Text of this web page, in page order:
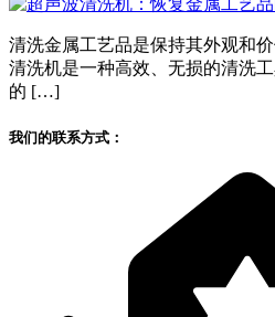
清洗金属工艺品是保持其外观和
清洗机是一种高效、无损的清洗
的 […]
我们的联系方式：